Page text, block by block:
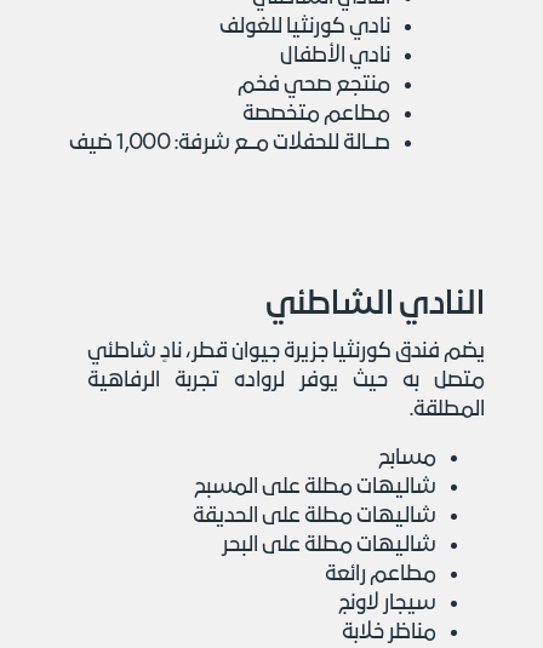
نادي كورنثيا للغولف
نادي الأطفال
منتجع صحي فخم
مطاعم متخصصة
صــالة للحفلات مــع شرفة: 1,000 ضيف
النادي الشاطئي
يضم فندق كورنثيا جزيرة جيوان قطر، نادٍ شاطئي
متصل به حيث يوفر لرواده تجربة الرفاهية
المطلقة.
مسابح
شاليهات مطلة على المسبح
شاليهات مطلة على الحديقة
شاليهات مطلة على البحر
مطاعم رائعة
سيجار لاونج
مناظر خلابة